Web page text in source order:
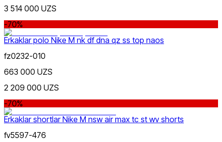
Бордовый
3 514 000 UZS
-70%
Erkaklar polo Nike M nk df dna qz ss top naos
fz0232-010
663 000 UZS
2 209 000 UZS
-70%
Erkaklar shortlar Nike M nsw air max tc st wv shorts
fv5597-476